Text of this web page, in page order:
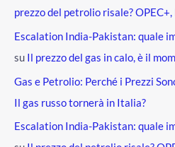
prezzo del petrolio risale?
Escalation India-Pakistan: quale
su Il prezzo del gas in calo, è il
Gas e Petrolio: Perché i Prezzi
Il gas russo tornerà in Italia?
Escalation India-Pakistan: quale